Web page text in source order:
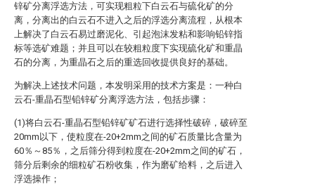
锌矿分离浮选方法，可实现粗粒下白云石与硫化矿的分
离，分离出的白云石不进入之后的浮选分离流程，从根本
上解决了白云石易过磨泥化、引起泡沫发粘和影响铅锌指
标等选矿难题；并且可以在较粗粒度下实现硫化矿和重晶
石的分离，为重晶石之后的重选回收提供良好的基础。
为解决上述技术问题，本发明采用的技术方案是：一种白
云石-重晶石型铅锌矿分离浮选方法，包括步骤：
(1)将白云石-重晶石型铅锌矿矿石进行选择性破碎，破碎至
20mm以下，使粒度在-20+2mm之间的矿石质量比含量为
60％～85％，之后筛分得到粒度在-20+2mm之间的矿石，
筛分后剩余的细粒矿石粉收集，作为磨矿给料，之后进入
浮选操作；